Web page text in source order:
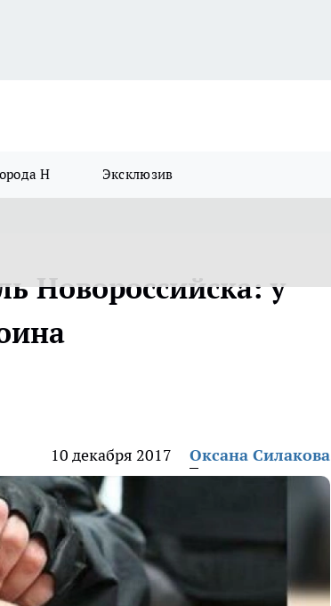
Н Эксклюзив
Новороссийска: у
10 декабря 2017 Оксана Силакова